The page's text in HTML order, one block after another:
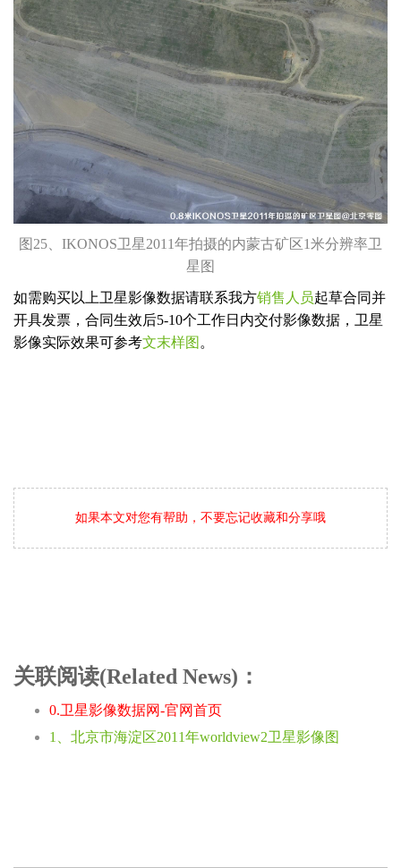
图25、IKONOS卫星2011年拍摄的内蒙古矿区1米分辨率卫
星图
如需购买以上卫星影像数据请联系我方销售人员起草合同并
开具发票，合同生效后5-10个工作日内交付影像数据，卫星
影像实际效果可参考文末样图 。
如果本文对您有帮助，不要忘记收藏和分享哦
关联阅读(Related News)：
0.卫星影像数据网-官网首页
1、北京市海淀区2011年worldview2卫星影像图